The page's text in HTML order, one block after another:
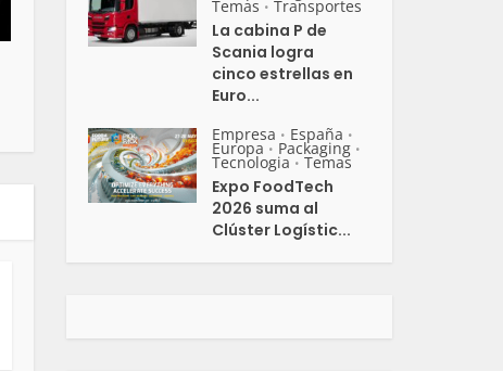
Temas • Transportes
La cabina P de
Scania logra
cinco estrellas en
Euro...
Empresa • España •
Europa • Packaging •
Tecnologia • Temas
Expo FoodTech
2026 suma al
Clúster Logístic...